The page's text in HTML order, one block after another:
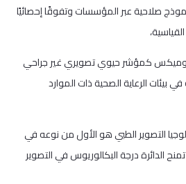
أظهر النموذج صلاحية عبر المؤسسات وتفوقًا إحصائيًا
كمؤشر حيوي تصويري غير جراحي
بيئات الرعاية الصحية ذات الموارد
التصوير الطبي هو الأول من نوعه في
الدائرة درجة البكالوريوس في التصوير